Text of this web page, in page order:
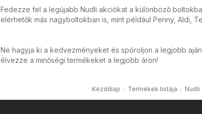
Fedezze fel a legújabb Nudli akciókat a különböző
elérhetők más nagyboltokban is, mint például Penny, Aldi,
Ne hagyja ki a kedvezményeket és spóroljon a legjobb
élvezze a minőségi termékeket a legjobb áron!
Kezdőlap Termékek listája Nudli